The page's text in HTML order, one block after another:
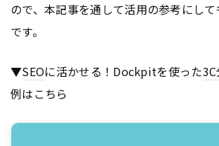
ので、本記事を通して活用の参考にし
です。
▼SEOに活かせる！Dockpitを使った
例はこちら